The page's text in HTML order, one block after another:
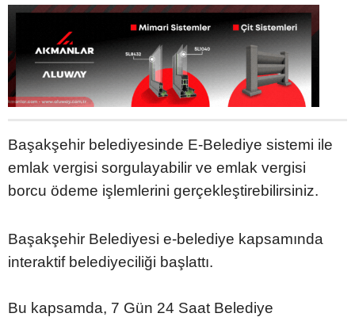
Başakşehir belediyesinde E-Belediye sistemi ile
emlak vergisi sorgulayabilir ve emlak vergisi
borcu ödeme işlemlerini gerçekleştirebilirsiniz.
Başakşehir Belediyesi e-belediye kapsamında
interaktif belediyeciliği başlattı.
Bu kapsamda, 7 Gün 24 Saat Belediye